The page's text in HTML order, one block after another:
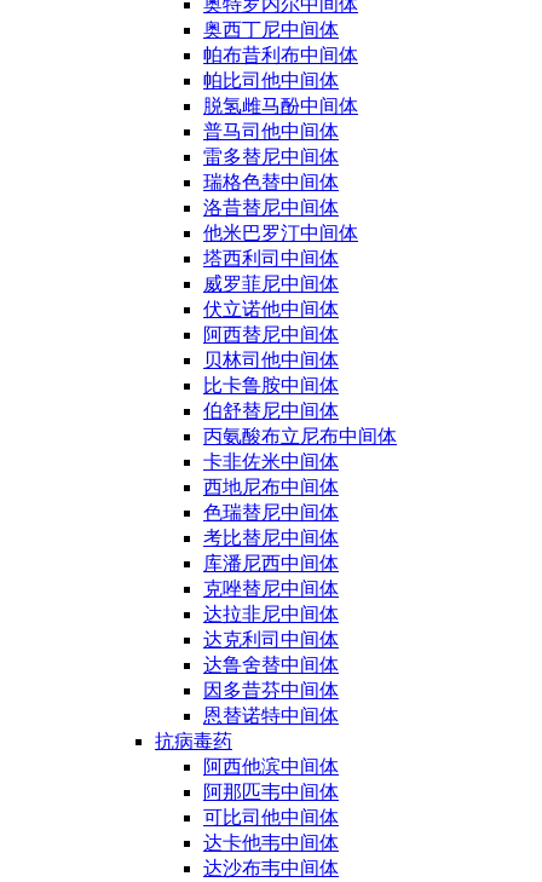
奥特罗内尔中间体
奥西丁尼中间体
帕布昔利布中间体
帕比司他中间体
脱氢雌马酚中间体
普马司他中间体
雷多替尼中间体
瑞格色替中间体
洛昔替尼中间体
他米巴罗汀中间体
塔西利司中间体
威罗菲尼中间体
伏立诺他中间体
阿西替尼中间体
贝林司他中间体
比卡鲁胺中间体
伯舒替尼中间体
丙氨酸布立尼布中间体
卡非佐米中间体
西地尼布中间体
色瑞替尼中间体
考比替尼中间体
库潘尼西中间体
克唑替尼中间体
达拉非尼中间体
达克利司中间体
达鲁舍替中间体
因多昔芬中间体
恩替诺特中间体
抗病毒药
阿西他滨中间体
阿那匹韦中间体
可比司他中间体
达卡他韦中间体
达沙布韦中间体